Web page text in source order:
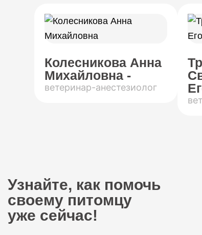
Колесникова Анна
Михайловна -
ветеринар-анестезиолог
Узнайте, как помочь
своему питомцу
уже сейчас!